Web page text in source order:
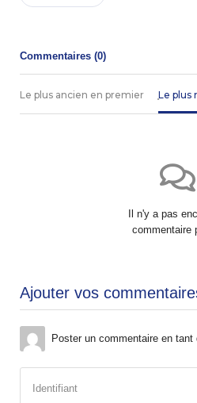
Commentaires (0)
Le plus ancien en premier Le plus
Il n'y a pas
commentaire
Ajouter vos
Poster un commentaire en tant
Identifiant